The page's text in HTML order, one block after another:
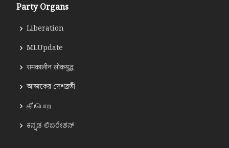
Party Organs
Liberation
MLUpdate
समकालीन लोकयुद्ध
আজকের দেশব্রতী
தீப்பொற
ಕನ್ನಡ ಲಿಬರೇಶನ್